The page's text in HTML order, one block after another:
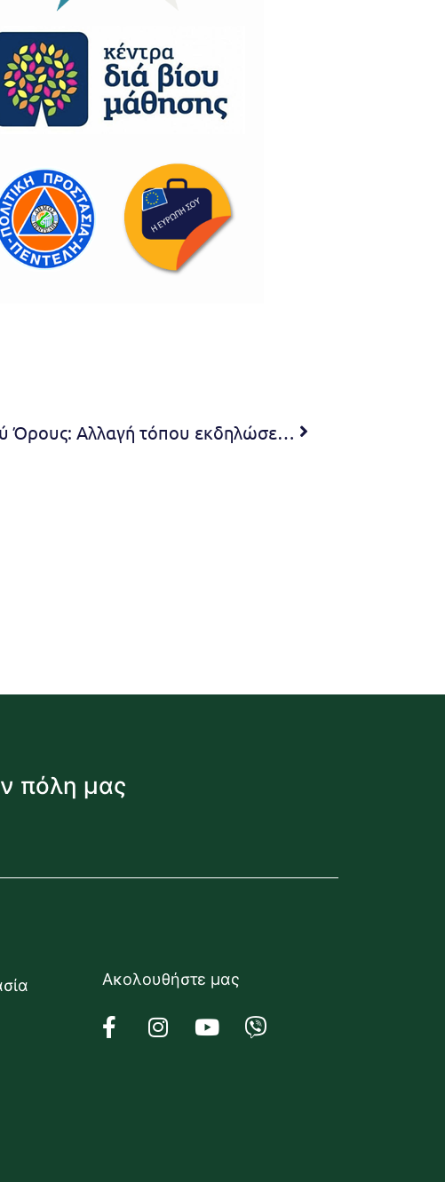
2ο Φεστιβάλ Πεντελικού Όρους: Αλλαγή τόπου εκδηλώσεων 1 και 2 Σεπτεμβρίου 2023
πόλη μας
Ακολουθήστε μας